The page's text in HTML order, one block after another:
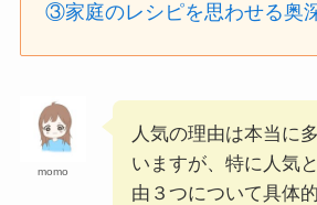
③家庭のレシピを思わせる奥
momo
人気の理由は本当に
いますが、特に人気
由３つについて具体